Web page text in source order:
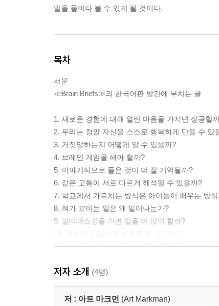
밀을 들여다 볼 수 있게 될 것이다.
목차
서문
≪Brain Briefs≫의 한국어판 발간에 부치는 글
1. 새로운 경험에 대해 열린 마음을 가지면 성공할
2. 우리는 정말 자신을 스스로 행복하게 만들 수 있
3. 거짓말하는지 어떻게 알 수 있을까?
4. 브레인 게임을 해야 할까?
5. 이야기식으로 들은 것이 더 잘 기억될까?
6. 같은 고통이 서로 다르게 해석될 수 있을까?
7. 학교에서 가르치는 방식은 아이들이 배우는 방
8. 혀가 꼬이는 일은 왜 일어나는가?
9. 멀티태스킹을 하면 일을 더 많이 할까?
11. 우리는 정말 우리 뇌의 10퍼센트만 사용할까?
13. 영화에서 앞뒤가 안 맞는 것을 잡아내기가 왜
14. 자기도취에 빠진 사람은 다 똑같을까?
15. 나이가 들수록 정말 시간이 빨리 가는 걸까?
저자 소개 (4명)
저 : 아트 마크먼 (Art Markman)